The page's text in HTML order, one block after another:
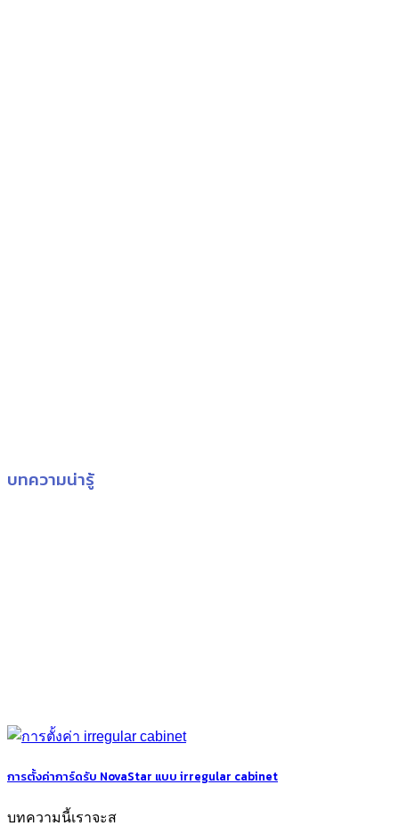
บทความน่ารู้
การตั้งค่าการ์ดรับ NovaStar แบบ irregular cabinet
บทความนี้เราจะส